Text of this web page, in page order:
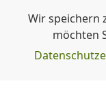
Wir speichern
möchten